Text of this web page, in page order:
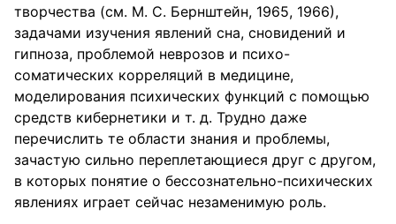
творчества (см. М. С. Бернштейн, 1965, 1966),
задачами изучения явлений сна, сновидений и
гипноза, проблемой неврозов и психо-
соматических корреляций в медицине,
моделирования психических функций с помощью
средств кибернетики и т. д. Трудно даже
перечислить те области знания и проблемы,
зачастую сильно переплетающиеся друг с другом,
в которых понятие о бессознательно-психических
явлениях играет сейчас незаменимую роль.